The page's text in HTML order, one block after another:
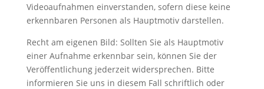
Videoaufnahmen einverstanden, sofern diese keine
erkennbaren Personen als Hauptmotiv darstellen.
Recht am eigenen Bild: Sollten Sie als Hauptmotiv
einer Aufnahme erkennbar sein, können Sie der
Veröffentlichung jederzeit widersprechen. Bitte
informieren Sie uns in diesem Fall schriftlich oder